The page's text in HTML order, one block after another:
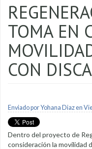
TOMA EN
CON
Enviado porYohana Diazen
Dentro del proyecto de
consideración la movilidad